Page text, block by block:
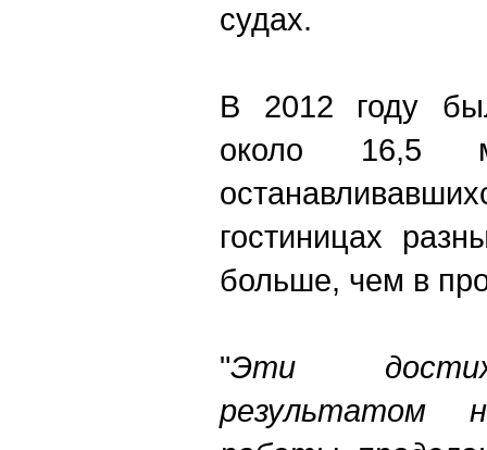
судах.
В 2012 году
около 16,5
гостиницах
больше, чем в
"Эти
результатом